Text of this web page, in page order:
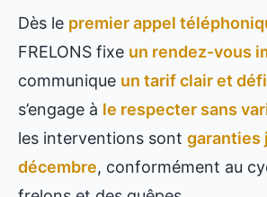
Dès le premier appel
FRELONS fixe un rendez-vous
communique un tarif clair et
s’engage à le respecter sans
les interventions sont garanties
décembre, conformément au